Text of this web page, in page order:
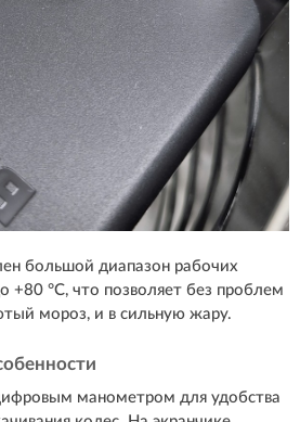
большой диапазон рабочих
+80 °C, что позволяет без проблем
мороз, и в сильную жару.
манометром для удобства